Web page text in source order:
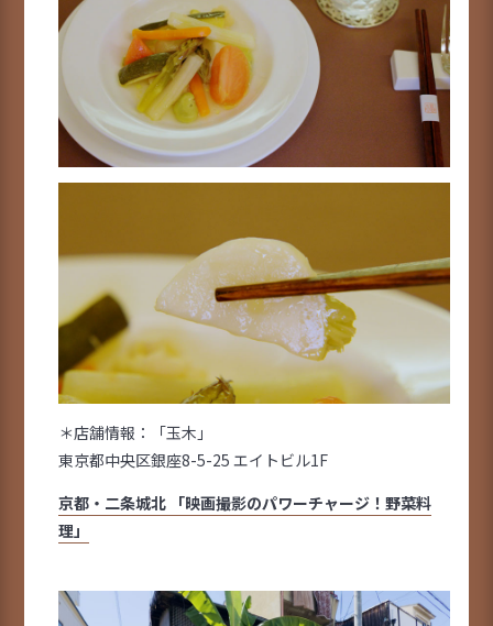
＊店舗情報：「玉木」
東京都中央区銀座8-5-25 エイトビル1F
京都・二条城北 「映画撮影のパワーチャージ！野菜料
理」